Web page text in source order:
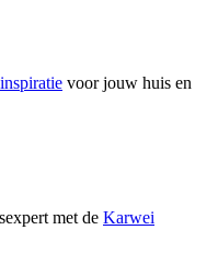
voor jouw huis en
met de Karwei